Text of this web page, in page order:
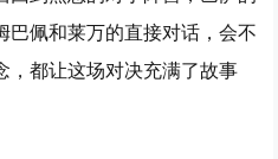
巴佩和莱万的直接对话，会不
，都让这场对决充满了故事